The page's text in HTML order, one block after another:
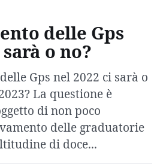
delle Gps
o no?
Gps nel 2022 ci sarà o
La questione è
di non poco
delle graduatorie
di doce...